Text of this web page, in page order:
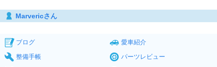
Marvericさん
ブログ
愛車紹介
整備手帳
パーツレビュー